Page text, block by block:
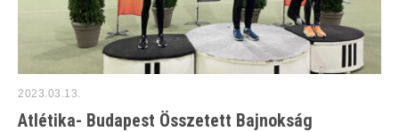
2023.03.13.
Atlétika- Budapest Összetett Bajnokság